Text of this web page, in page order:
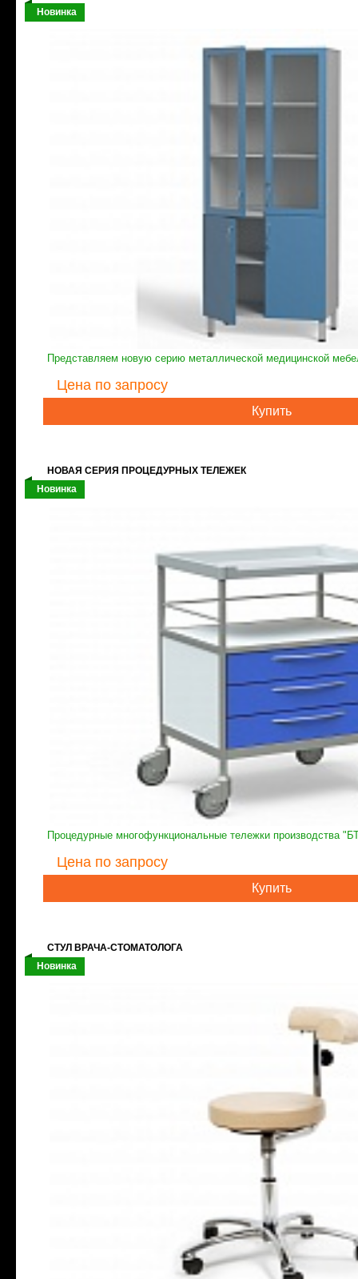
Новинка
Представляем новую серию металлической медицинской
Цена по запросу
Купить
НОВАЯ СЕРИЯ ПРОЦЕДУРНЫХ ТЕЛЕЖЕК
Новинка
Процедурные многофункциональные тележки производства
Цена по запросу
Купить
СТУЛ ВРАЧА-СТОМАТОЛОГА
Новинка